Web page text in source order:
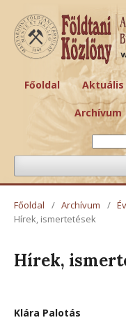
Főoldal Aktuális
Archívum
Főoldal / Archívum /
Hírek, ismertetések
Hírek,
Klára Palotás